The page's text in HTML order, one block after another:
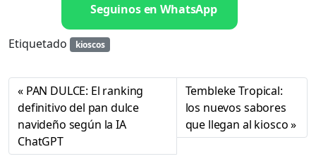
Seguinos en WhatsApp
Etiquetado kioscos
PAN DULCE: El ranking
definitivo del pan dulce
navideño según la IA
ChatGPT
Tembleke Tropical:
los nuevos sabores
que llegan al kiosco